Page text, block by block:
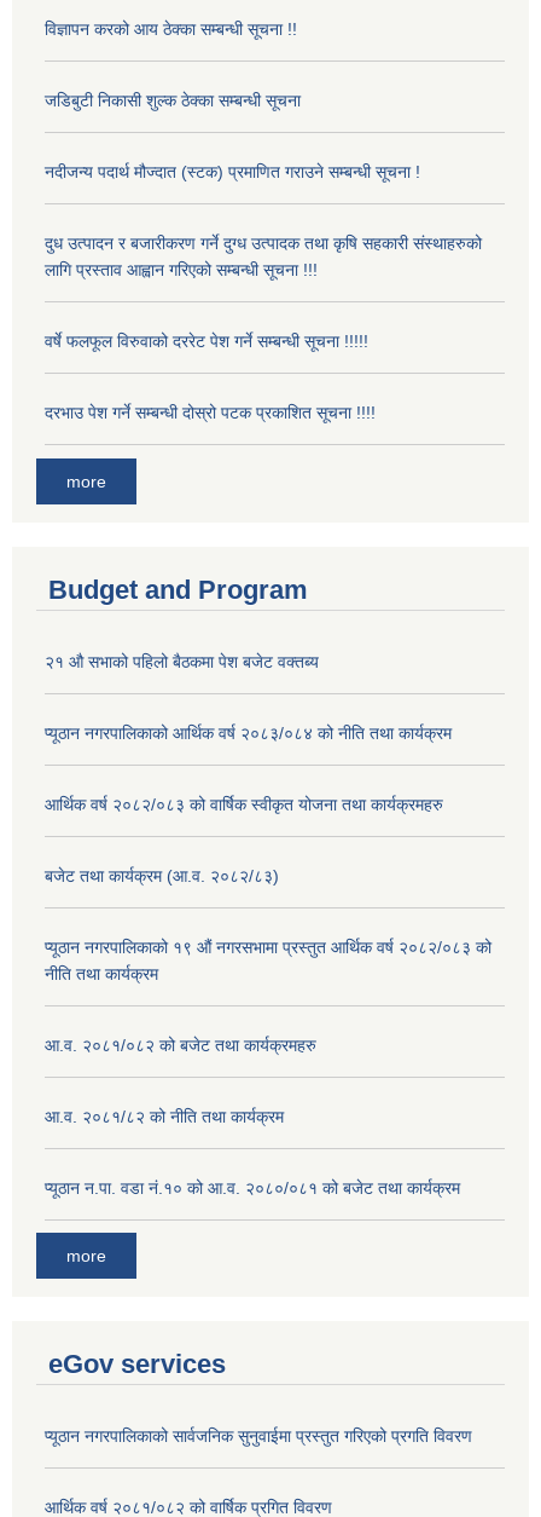
विज्ञापन करको आय ठेक्का सम्बन्धी सूचना !!
जडिबुटी निकासी शुल्क ठेक्का सम्बन्धी सूचना
नदीजन्य पदार्थ मौज्दात (स्टक) प्रमाणित गराउने सम्बन्धी सूचना !
दुध उत्पादन र बजारीकरण गर्ने दुग्ध उत्पादक तथा कृषि सहकारी संस्थाहरुको
लागि प्रस्ताव आह्वान गरिएको सम्बन्धी सूचना !!!
वर्षे फलफूल विरुवाको दररेट पेश गर्ने सम्बन्धी सूचना !!!!!
दरभाउ पेश गर्ने सम्बन्धी दोस्रो पटक प्रकाशित सूचना !!!!
more
Budget and Program
२१ औ सभाको पहिलो बैठकमा पेश बजेट वक्तब्य
प्यूठान नगरपालिकाको आर्थिक वर्ष २०८३/०८४ को नीति तथा कार्यक्रम
आर्थिक वर्ष २०८२/०८३ को वार्षिक स्वीकृत योजना तथा कार्यक्रमहरु
बजेट तथा कार्यक्रम (आ.व. २०८२/८३)
प्यूठान नगरपालिकाको १९ औं नगरसभामा प्रस्तुत आर्थिक वर्ष २०८२/०८३ को
नीति तथा कार्यक्रम
आ.व. २०८१/०८२ को बजेट तथा कार्यक्रमहरु
आ.व. २०८१/८२ को नीति तथा कार्यक्रम
प्यूठान न.पा. वडा नं.१० को आ.व. २०८०/०८१ को बजेट तथा कार्यक्रम
more
eGov services
प्यूठान नगरपालिकाको सार्वजनिक सुनुवाईमा प्रस्तुत गरिएको प्रगति विवरण
आर्थिक वर्ष २०८१/०८२ को वार्षिक प्रगित विवरण